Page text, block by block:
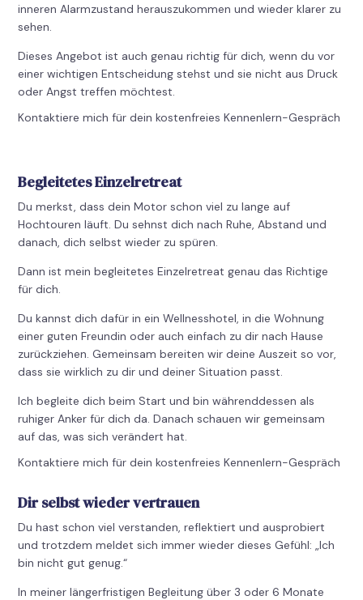
inneren Alarmzustand herauszukommen und wieder klarer zu
sehen.
Dieses Angebot ist auch genau richtig für dich, wenn du vor
einer wichtigen Entscheidung stehst und sie nicht aus Druck
oder Angst treffen möchtest.
Kontaktiere mich für dein kostenfreies Kennenlern-Gespräch
Begleitetes Einzelretreat
Du merkst, dass dein Motor schon viel zu lange auf
Hochtouren läuft. Du sehnst dich nach Ruhe, Abstand und
danach, dich selbst wieder zu spüren.
Dann ist mein begleitetes Einzelretreat genau das Richtige
für dich.
Du kannst dich dafür in ein Wellnesshotel, in die Wohnung
einer guten Freundin oder auch einfach zu dir nach Hause
zurückziehen. Gemeinsam bereiten wir deine Auszeit so vor,
dass sie wirklich zu dir und deiner Situation passt.
Ich begleite dich beim Start und bin währenddessen als
ruhiger Anker für dich da. Danach schauen wir gemeinsam
auf das, was sich verändert hat.
Kontaktiere mich für dein kostenfreies Kennenlern-Gespräch
Dir selbst wieder vertrauen
Du hast schon viel verstanden, reflektiert und ausprobiert
und trotzdem meldet sich immer wieder dieses Gefühl: „Ich
bin nicht gut genug.“
In meiner längerfristigen Begleitung über 3 oder 6 Monate